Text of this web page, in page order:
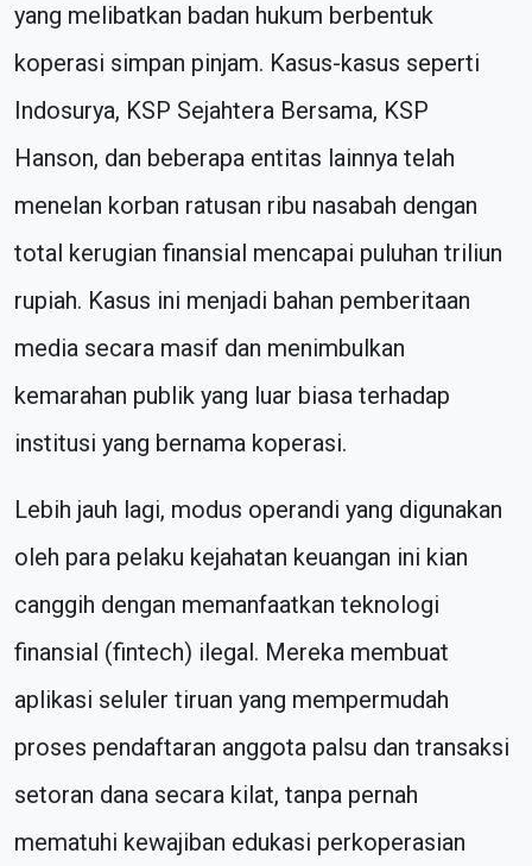
yang melibatkan badan hukum berbentuk
koperasi simpan pinjam. Kasus-kasus seperti
Indosurya, KSP Sejahtera Bersama, KSP
Hanson, dan beberapa entitas lainnya telah
menelan korban ratusan ribu nasabah dengan
total kerugian finansial mencapai puluhan triliun
rupiah. Kasus ini menjadi bahan pemberitaan
media secara masif dan menimbulkan
kemarahan publik yang luar biasa terhadap
institusi yang bernama koperasi.
Lebih jauh lagi, modus operandi yang digunakan
oleh para pelaku kejahatan keuangan ini kian
canggih dengan memanfaatkan teknologi
finansial (fintech) ilegal. Mereka membuat
aplikasi seluler tiruan yang mempermudah
proses pendaftaran anggota palsu dan transaksi
setoran dana secara kilat, tanpa pernah
mematuhi kewajiban edukasi perkoperasian